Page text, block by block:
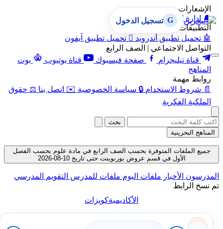
الإشعارات
🔔 إدارة الإشعارات
التطبيقات
🤖 تحميل تطبيق أندرويد  تحميل تطبيق آيفون
التواصل الاجتماعي | الصف الرابع
قناة تيليجرام
صفحة فيسبوك قناة يوتيوب
بوت
المناهج
روابط مهمة
📄 شروط الاستخدام 🔒 سياسة الخصوصية ✉️ اتصل بنا ⚖️ حقوق
الملكية الفكرية
G تسجيل الدخول
بحث
المناهج البحرينية
جميع الملفات المتوفرة بحسب الصف الرابع في مادة علوم بحسب الفصل
الأول في قسم عروض بوربوينت حتى تاريخ 10-08-2026
المدرسون الأخبار ملفات اليوم ملفات للمدرس التقويم المدرسي
تم نسخ الرابط
الأكاديميةكويزات